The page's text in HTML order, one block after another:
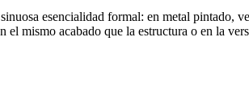
esencialidad formal: en metal pintado,
mismo acabado que la estructura o en la